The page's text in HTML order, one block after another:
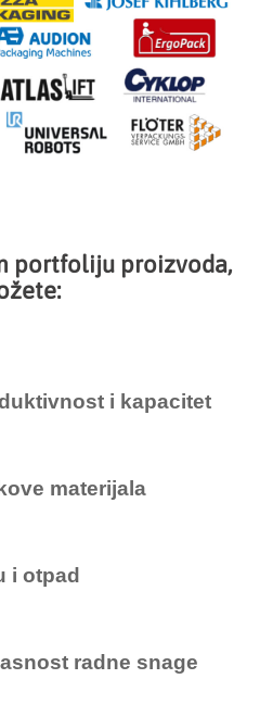
portfoliju proizvoda,
i kapacitet
materijala
i otpad
radne snage